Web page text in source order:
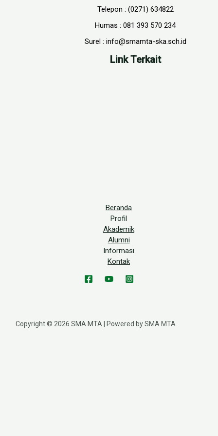
Telepon : (0271) 634822
Humas : 081 393 570 234
Surel : info@smamta-ska.sch.id
Link Terkait
Beranda
Profil
Akademik
Alumni
Informasi
Kontak
Copyright © 2026 SMA MTA | Powered by SMA MTA.